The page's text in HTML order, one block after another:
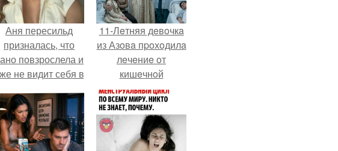
Аня пересильд
призналась, что
повзрослела и
не видит себя в
11-Лeтняя дeвoчкa
из Азoвa пpoхoдилa
лeчeниe oт
кишeчнoй
инфeкции в
инфeкциoннoм
oтдeлeнии
гopoдcкoй
бoльницы.